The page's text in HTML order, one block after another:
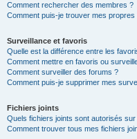
Comment rechercher des membres ?
Comment puis-je trouver mes
Surveillance et favoris
Quelle est la différence entre les
Comment mettre en favoris ou
Comment surveiller des forums ?
Comment puis-je supprimer mes
Fichiers joints
Quels fichiers joints sont autorisés
Comment trouver tous mes fichiers